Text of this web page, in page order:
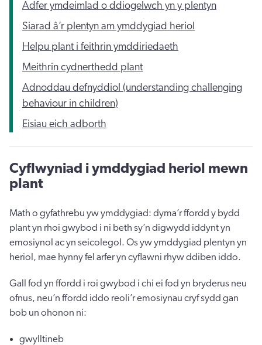
Adfer ymdeimlad o ddiogelwch yn y plentyn
Siarad â’r plentyn am ymddygiad heriol
Helpu plant i feithrin ymddiriedaeth
Meithrin cydnerthedd plant
Adnoddau defnyddiol (understanding challenging
behaviour in children)
Eisiau eich adborth
Cyflwyniad i ymddygiad heriol mewn
plant
Math o gyfathrebu yw ymddygiad: dyma’r ffordd y bydd
plant yn rhoi gwybod i ni beth sy’n digwydd iddynt yn
emosiynol ac yn seicolegol. Os yw ymddygiad plentyn yn
heriol, mae hynny fel arfer yn cyflawni rhyw ddiben iddo.
Gall fod yn ffordd i roi gwybod i chi ei fod yn bryderus neu
ofnus, neu’n ffordd iddo reoli’r emosiynau cryf sydd gan
bob un ohonon ni:
gwylltineb